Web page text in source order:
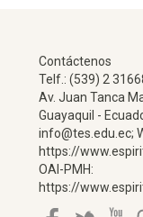
Contáctenos
Telf.: (539) 2
Av. Juan Tanca
Guayaquil -
info@tes.edu.ec;
https://
OAI-PMH:
https://